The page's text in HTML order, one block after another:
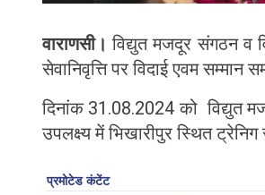
वाराणसी। विद्युत मजदूर संगठन व
सेवानिवृत्ति पर विदाई एवम सम्मान
दिनांक 31.08.2024 को विद्युत
उपलक्ष्य में भिखारीपुर स्थित